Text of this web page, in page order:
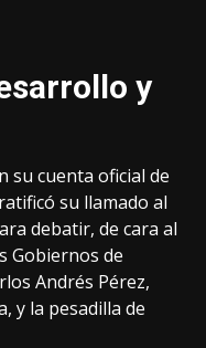
y
su cuenta oficial de
su llamado al
debatir, de cara al
Gobiernos de
Andrés Pérez,
y la pesadilla de